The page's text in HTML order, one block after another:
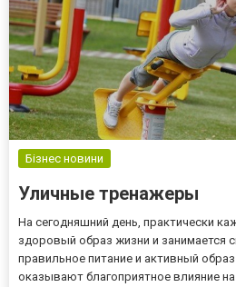
Бізнес новини
Уличные тренажеры
На сегодняшний день, практически
здоровый образ жизни и занимается
правильное питание и активный
оказывают благоприятное влияние